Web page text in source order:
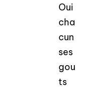
Oui
cha
cun
ses
gou
ts